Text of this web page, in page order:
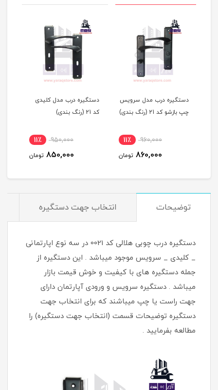
دستگیره درب مدل سرویس
چپ بازشو کد 21 (رنگ بندی)
960,000 11٪
860,000 تومان
دستگیره درب مدل کلیدی
کد 21 (رنگ بندی)
950,000 11٪
850,000 تومان
توضیحات انتخاب جهت دستگیره
دستگیره درب چوبی هلالی کد 0021 در سه نوع اپارتمانی
_ کلیدی _ سرویس موجود میباشد . این دستگیره از
جمله دستگیره های با کیفیت و خوش قیمت بازار
میباشد . دستگیره سرویس و ورودی آپارتمان دارای
جهت راست یا چپ میباشند که برای انتخاب جهت
دستگیره توضیحات قسمت (انتخاب جهت دستگیره) را
مطالعه بفرمایید .